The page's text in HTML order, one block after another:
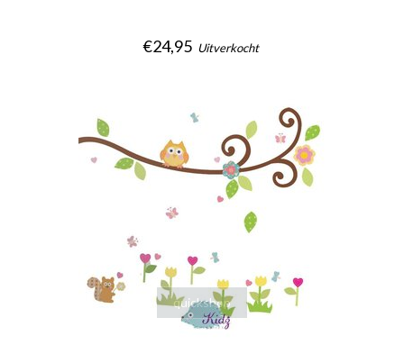
€24,95 Uitverkocht
quickshop